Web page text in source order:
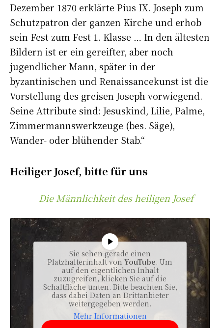
Dezember 1870 erklärte Pius IX. Joseph zum
Schutzpatron der ganzen Kirche und erhob
sein Fest zum Fest 1. Klasse … In den ältesten
Bildern ist er ein gereifter, aber noch
jugendlicher Mann, später in der
byzantinischen und Renaissancekunst ist die
Vorstellung des greisen Joseph vorwiegend.
Seine Attribute sind: Jesuskind, Lilie, Palme,
Zimmermannswerkzeuge (bes. Säge),
Wander- oder blühender Stab.“
Heiliger Josef, bitte für uns
Die Männlichkeit des heiligen Josef
Sie sehen gerade einen
Platzhalterinhalt von YouTube. Um
auf den eigentlichen Inhalt
zuzugreifen, klicken Sie auf die
Schaltfläche unten. Bitte beachten Sie,
dass dabei Daten an Drittanbieter
weitergegeben werden.
Mehr Informationen